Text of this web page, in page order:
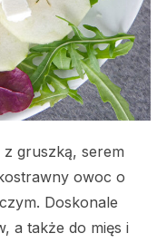
z gruszką, serem
owoc o
Doskonale
a także do mięs i